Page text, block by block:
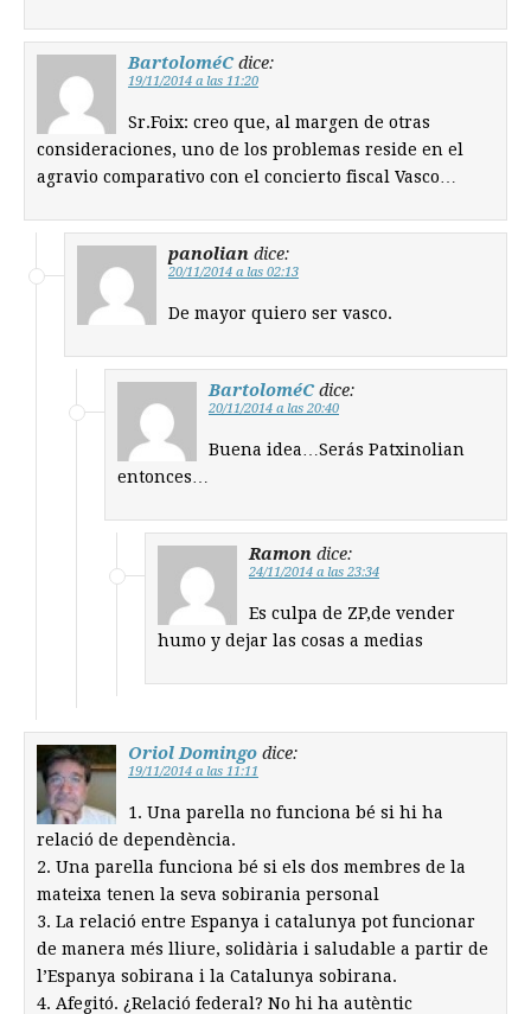
BartoloméC dice:
19/11/2014 a las 11:20
Sr.Foix: creo que, al margen de otras
consideraciones, uno de los problemas reside en el
agravio comparativo con el concierto fiscal Vasco…
panolian dice:
20/11/2014 a las 02:13
De mayor quiero ser vasco.
BartoloméC dice:
20/11/2014 a las 20:40
Buena idea…Serás Patxinolian
entonces…
Ramon dice:
24/11/2014 a las 23:34
Es culpa de ZP,de vender
humo y dejar las cosas a medias
Oriol Domingo dice:
19/11/2014 a las 11:11
1. Una parella no funciona bé si hi ha
relació de dependència.
2. Una parella funciona bé si els dos membres de la
mateixa tenen la seva sobirania personal
3. La relació entre Espanya i catalunya pot funcionar
de manera més lliure, solidària i saludable a partir de
l’Espanya sobirana i la Catalunya sobirana.
4. Afegitó. ¿Relació federal? No hi ha autèntic